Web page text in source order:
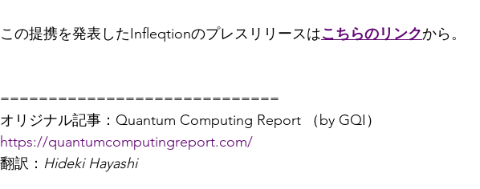
この提携を発表したInfleqtionのプレスリリースはこちらのリンクから。
=============================
オリジナル記事：Quantum Computing Report （by GQI）
https://quantumcomputingreport.com/
翻訳： Hideki Hayashi